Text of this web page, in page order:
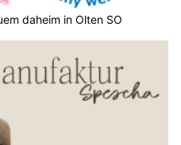
daheim in Olten SO